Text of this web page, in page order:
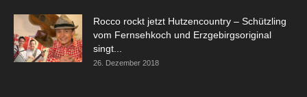
Rocco rockt jetzt Hutzencountry – Schützling
vom Fernsehkoch und Erzgebirgsoriginal
singt...
26. Dezember 2018